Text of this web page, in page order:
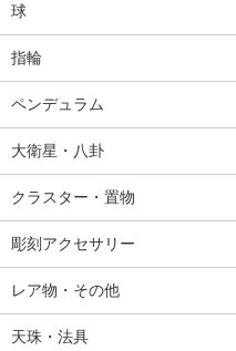
球
指輪
ペンデュラム
大衛星・八卦
クラスター・置物
彫刻アクセサリー
レア物・その他
天珠・法具